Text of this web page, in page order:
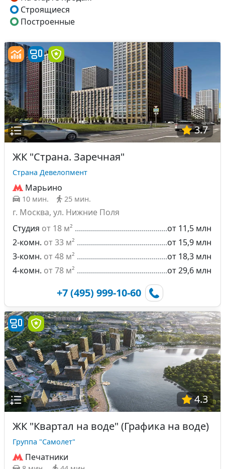
Строящиеся
Построенные
3.7
ЖК "Страна. Заречная"
Страна Девелопмент
Марьино
10 мин. 25 мин.
г. Москва, ул. Нижние Поля
Студия от 18 м²
от 11,5 млн
2-комн. от 33 м²
от 15,9 млн
3-комн. от 48 м²
от 18,3 млн
4-комн. от 78 м² от 29,6 млн
+7 (495) 999-10-60
4.3
ЖК "Квартал на воде" (Графика на воде)
Группа "Самолет"
Печатники